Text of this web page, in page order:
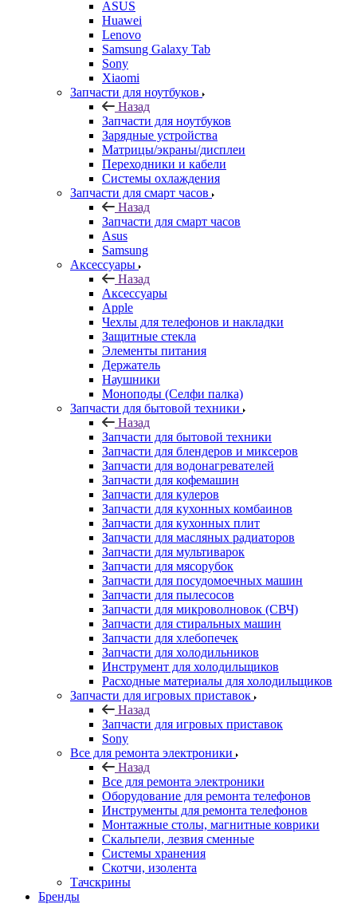
ASUS
Huawei
Lenovo
Samsung Galaxy Tab
Sony
Xiaomi
Запчасти для ноутбуков
Назад
Запчасти для ноутбуков
Зарядные устройства
Матрицы/экраны/дисплеи
Переходники и кабели
Системы охлаждения
Запчасти для смарт часов
Назад
Запчасти для смарт часов
Asus
Samsung
Аксессуары
Назад
Аксессуары
Apple
Чехлы для телефонов и накладки
Защитные стекла
Элементы питания
Держатель
Наушники
Моноподы (Селфи палка)
Запчасти для бытовой техники
Назад
Запчасти для бытовой техники
Запчасти для блендеров и миксеров
Запчасти для водонагревателей
Запчасти для кофемашин
Запчасти для кулеров
Запчасти для кухонных комбаинов
Запчасти для кухонных плит
Запчасти для масляных радиаторов
Запчасти для мультиварок
Запчасти для мясорубок
Запчасти для посудомоечных машин
Запчасти для пылесосов
Запчасти для микроволновок (СВЧ)
Запчасти для стиральных машин
Запчасти для хлебопечек
Запчасти для холодильников
Инструмент для холодильщиков
Расходные материалы для холодильщиков
Запчасти для игровых приставок
Назад
Запчасти для игровых приставок
Sony
Все для ремонта электроники
Назад
Все для ремонта электроники
Оборудование для ремонта телефонов
Инструменты для ремонта телефонов
Монтажные столы, магнитные коврики
Скальпели, лезвия сменные
Системы хранения
Скотчи, изолента
Тачскрины
Бренды